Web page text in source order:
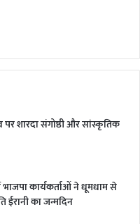
पर शारदा संगोष्ठी और सांस्कृतिक
भाजपा कार्यकर्ताओं ने धूमधाम से
ईरानी का जन्मदिन